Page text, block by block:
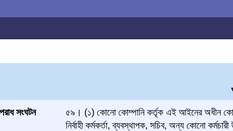
সংঘটন
৫৯। (১) কোনো কোম্পানি কর্তৃক এই আইনের অধীন
নির্বাহী কর্মকর্তা, ব্যবস্থাপক, সচিব, অন্য কোনো